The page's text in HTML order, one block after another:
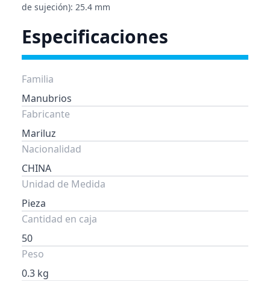
de sujeción): 25.4 mm
Especificaciones
Familia
Manubrios
Fabricante
Mariluz
Nacionalidad
CHINA
Unidad de Medida
Pieza
Cantidad en caja
50
Peso
0.3 kg